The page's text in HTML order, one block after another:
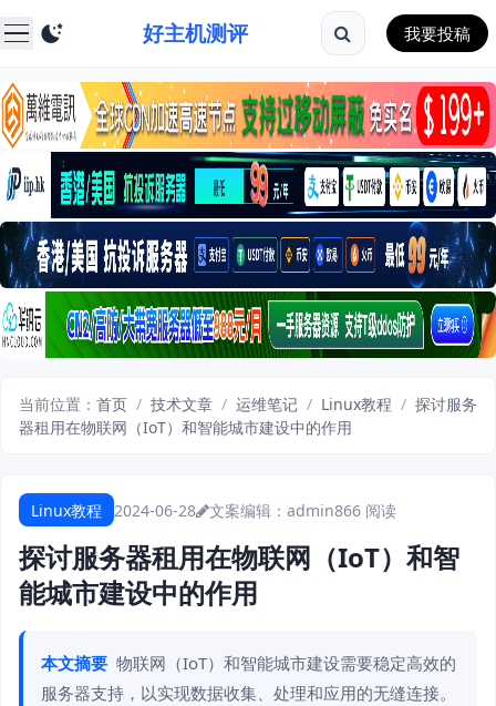
好主机测评 我要投稿
当前位置： 首页 / 技术文章 / 运维笔记 / Linux教程 / 探讨服务
器租用在物联网（IoT）和智能城市建设中的作用
Linux教程 2024-06-28 文案编辑：admin866 阅读
探讨服务器租用在物联网（IoT）和智
能城市建设中的作用
本文摘要 物联网（IoT）和智能城市建设需要稳定高效的
服务器支持，以实现数据收集、处理和应用的无缝连接。